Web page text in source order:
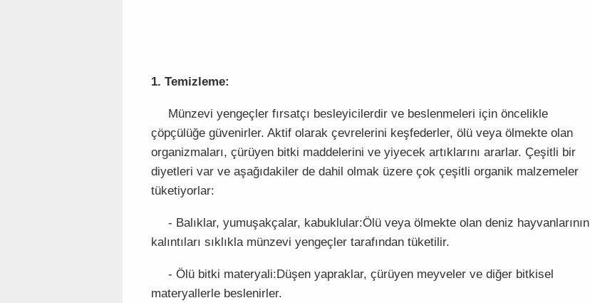
1. Temizleme:
Münzevi yengeçler fırsatçı besleyicilerdir ve beslenmeleri için öncelikle
çöpçülüğe güvenirler. Aktif olarak çevrelerini keşfederler, ölü veya ölmekte olan
organizmaları, çürüyen bitki maddelerini ve yiyecek artıklarını ararlar. Çeşitli bir
diyetleri var ve aşağıdakiler de dahil olmak üzere çok çeşitli organik malzemeler
tüketiyorlar:
- Balıklar, yumuşakçalar, kabuklular:Ölü veya ölmekte olan deniz hayvanlarının
kalıntıları sıklıkla münzevi yengeçler tarafından tüketilir.
- Ölü bitki materyali:Düşen yapraklar, çürüyen meyveler ve diğer bitkisel
materyallerle beslenirler.